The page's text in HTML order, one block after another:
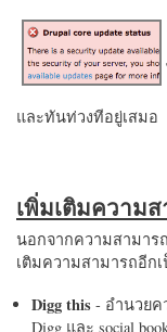
และทันท่วงทีอยู่เสมอ
เพิ่มเติมความ
นอกจากความสามาร
เติมความสามารถอีก
Digg this - อำนวยค
Digg และ social